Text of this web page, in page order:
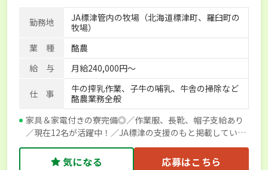
内定まで最短1週間
AT免許OK 単身寮あり 世帯寮あり
勤務地
JA標津管内の牧場（北海道標津町、羅臼町の
牧場）
業 種
酪農
給 与
月給240,000円～
仕 事
牛の搾乳作業、子牛の哺乳、牛舎の掃除など
酪農業務全般
家具＆家電付きの寮完備◎／作業服、長靴、帽子支給あり
／現在12名が活躍中！／JA標津の支援のもと掲載していま
す
気になる 応募はこちら